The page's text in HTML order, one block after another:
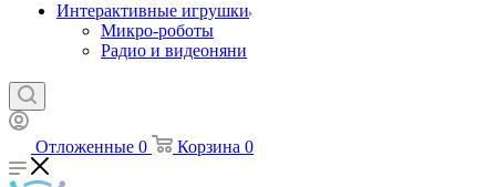
Интерактивные игрушки
Микро-роботы
Радио и видеоняни
Отложенные 0 Корзина 0